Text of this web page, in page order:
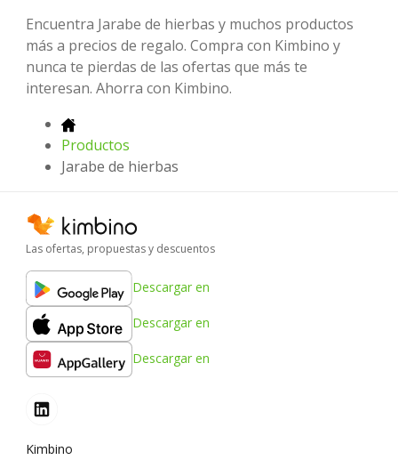
Encuentra Jarabe de hierbas y muchos productos
más a precios de regalo. Compra con Kimbino y
nunca te pierdas de las ofertas que más te
interesan. Ahorra con Kimbino.
Productos
Jarabe de hierbas
Las ofertas, propuestas y descuentos
Descargar en
Descargar en
Descargar en
Kimbino